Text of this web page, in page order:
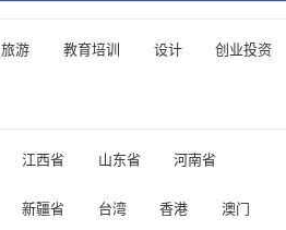
旅游 教育培训 设计 创业投资
江西省 山东省 河南省
新疆省 台湾 香港 澳门